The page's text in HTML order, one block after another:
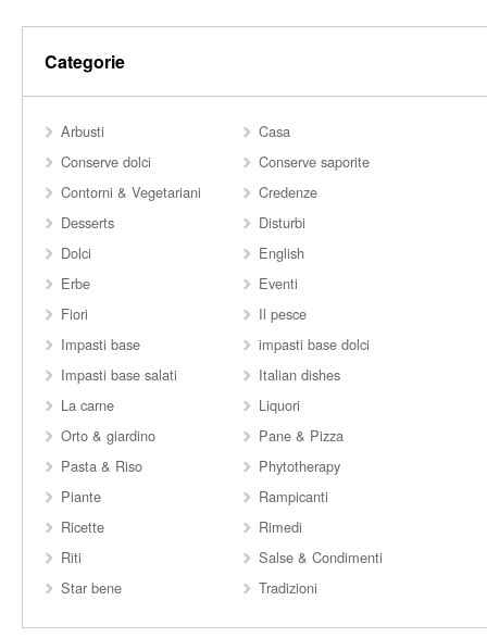
Categorie
Arbusti
Casa
Conserve dolci
Conserve saporite
Contorni & Vegetariani
Credenze
Desserts
Disturbi
Dolci
English
Erbe
Eventi
Fiori
Il pesce
Impasti base
impasti base dolci
Impasti base salati
Italian dishes
La carne
Liquori
Orto & giardino
Pane & Pizza
Pasta & Riso
Phytotherapy
Piante
Rampicanti
Ricette
Rimedi
Riti
Salse & Condimenti
Star bene
Tradizioni